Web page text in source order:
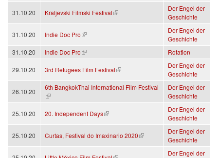
31.10.20 Kraljevski Filmski Festival
(link is external)
Der Engel der
Geschichte
31.10.20 Indie Doc Pro
(link is external)
Der Engel der
Geschichte
31.10.20
Indie Doc Pro
(link is external) Rotation
29.10.20 3rd Refugees Film Festival
(link is external)
Der Engel der
Geschichte
26.10.20
6th BangkokThai International Film Festival
(link is external)
Der Engel der
Geschichte
25.10.20 20. Independent Days
(link is external)
Der Engel der
Geschichte
25.10.20 Curtas, Festival do Imaxinario 2020
(link is external)
Der Engel der
Geschichte
Der Engel der